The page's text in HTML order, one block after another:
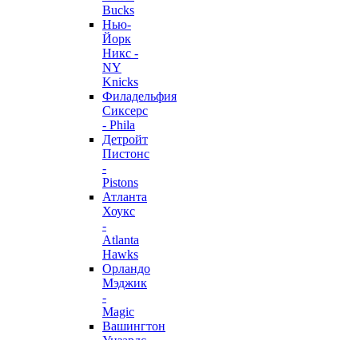
Bucks
Нью-
Йорк
Никс -
NY
Knicks
Филадельфия
Сиксерс
- Phila
Детройт
Пистонс
-
Pistons
Атланта
Хоукс
-
Atlanta
Hawks
Орландо
Мэджик
-
Magic
Вашингтон